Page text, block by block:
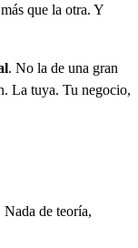
que la otra. Y
. No la de una gran
La tuya. Tu negocio,
de teoría,